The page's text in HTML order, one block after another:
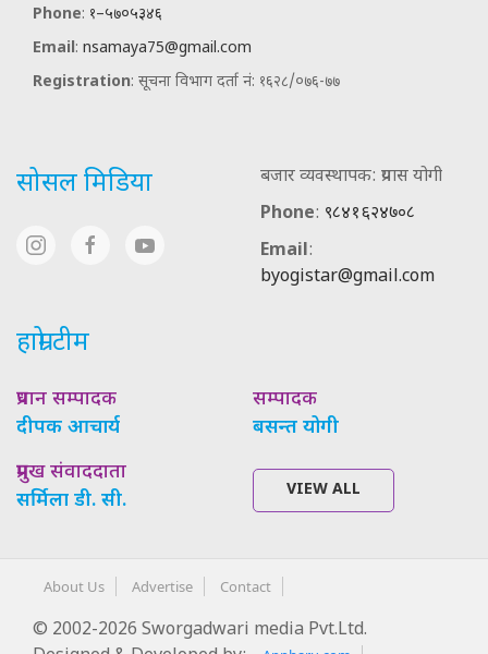
Phone: १–५७०५३४६
Email: nsamaya75@gmail.com
Registration: सूचना विभाग दर्ता नं: १६२८/०७६-७७
सोसल मिडिया
बजार व्यवस्थापक: प्रयास योगी
Phone: ९८४१६२४७०८
Email:
byogistar@gmail.com
हाम्रो टीम
प्रधान सम्पादक
दीपक आचार्य
सम्पादक
बसन्त योगी
प्रमुख संवाददाता
सर्मिला डी. सी.
VIEW ALL
About Us Advertise Contact
© 2002-2026 Sworgadwari media Pvt.Ltd.